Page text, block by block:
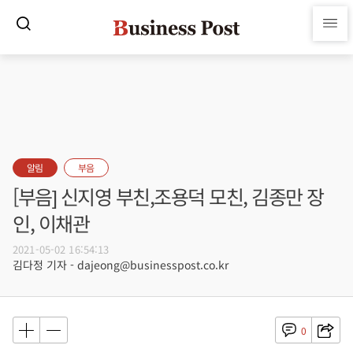
알림 부음
[부음] 신지영 부친,조용덕 모친, 김종만 장
인, 이채관
2021-05-02 16:54:13
김다정 기자 - dajeong@businesspost.co.kr
0